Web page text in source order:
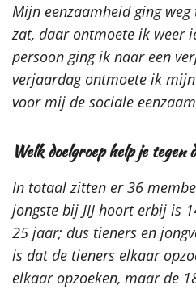
Mijn eenzaamheid ging
zat, daar ontmoete ik weer
persoon ging ik naar een
verjaardag ontmoete ik
voor mij de sociale
Welk doelgroep help je tegen
In totaal zitten er 36
jongste bij JIJ hoort erbij is
25 jaar; dus tieners en
is dat de tieners elkaar
elkaar opzoeken, maar de